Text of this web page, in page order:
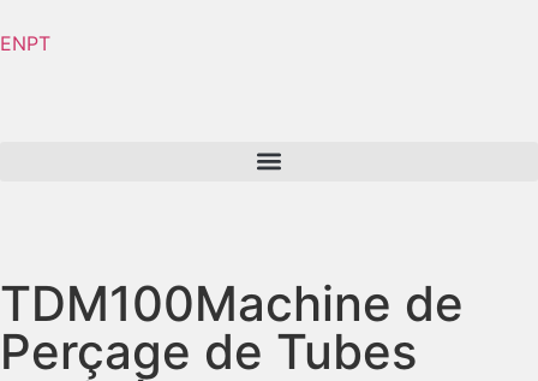
ENPT
TDM100Machine de
Perçage de Tubes